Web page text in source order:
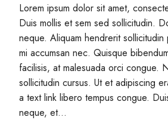
Lorem ipsum dolor sit amet,
Duis mollis et sem sed sollicitudin.
neque. Aliquam hendrerit sollicitudin
mi accumsan nec. Quisque
facilisis, at malesuada orci congue.
sollicitudin cursus. Ut et adipiscing
a text link libero tempus congue.
neque, et...